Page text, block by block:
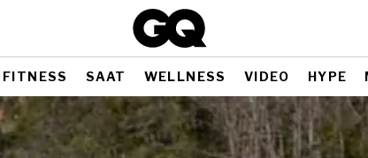
FITNESS SAAT WELLNESS VIDEO HYPE